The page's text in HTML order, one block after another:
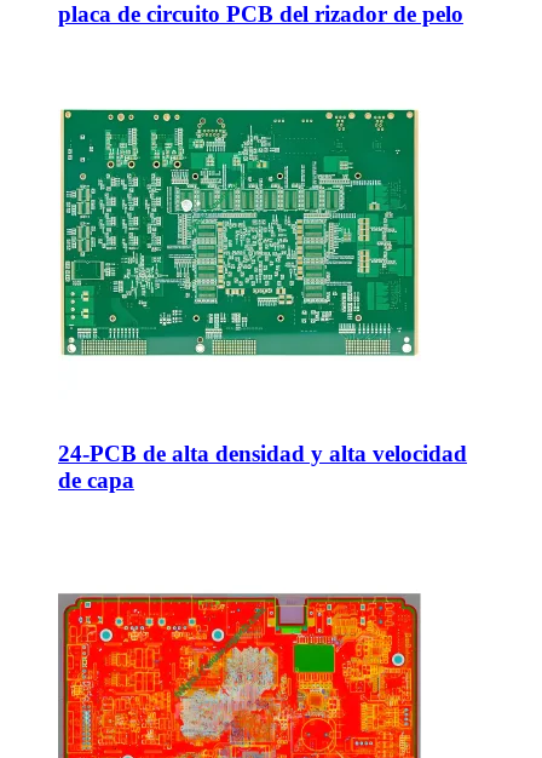
placa de circuito PCB del rizador de pelo
24-PCB de alta densidad y alta velocidad
de capa